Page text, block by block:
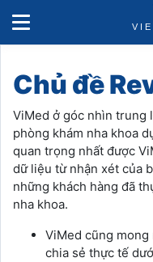
Chủ đề
ViMed ở góc nhìn trung
phòng khám nha khoa
quan trọng nhất được
dữ liệu từ nhận xét của
những khách hàng đã
nha khoa.
ViMed cũng
chia sẻ thực tế